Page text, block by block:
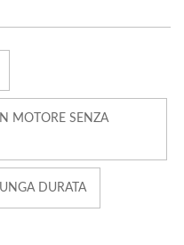
MOTORE SENZA
DURATA